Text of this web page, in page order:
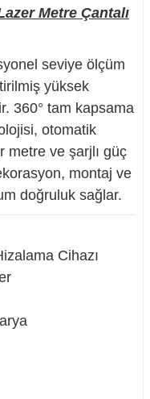
Metre Çantalı
seviye ölçüm
yüksek
360° tam kapsama
otomatik
metre ve şarjlı güç
montaj ve
doğruluk sağlar.
Cihazı